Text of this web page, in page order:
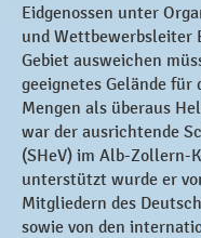
Eidgenossen unter
und Wettbewerbsleiter
Gebiet ausweichen
geeignetes Gelände für
Mengen als überaus
war der ausrichtende
(SHeV) im Alb-Zollern-
unterstützt wurde er
Mitgliedern des
sowie von den